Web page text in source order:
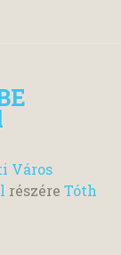
Város
részére Tóth